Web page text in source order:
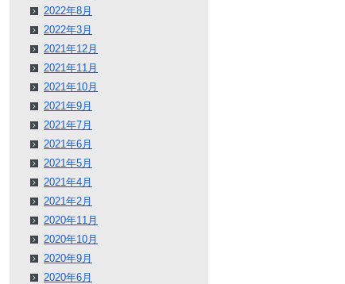
2022年8月
2022年3月
2021年12月
2021年11月
2021年10月
2021年9月
2021年7月
2021年6月
2021年5月
2021年4月
2021年2月
2020年11月
2020年10月
2020年9月
2020年6月